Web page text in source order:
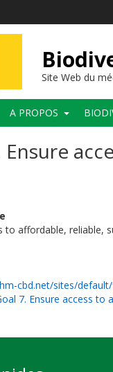
Site Web du
A PROPOS
Ensure
to affordable, reliable,
cbd.net/sites/
7. Ensure access